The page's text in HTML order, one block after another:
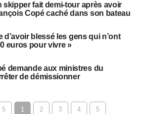
skipper fait demi-tour après avoir
Copé caché dans son bateau
d’avoir blessé les gens qui n’ont
euros pour vivre »
demande aux ministres du
de démissionner
5 1 2 3 4 5